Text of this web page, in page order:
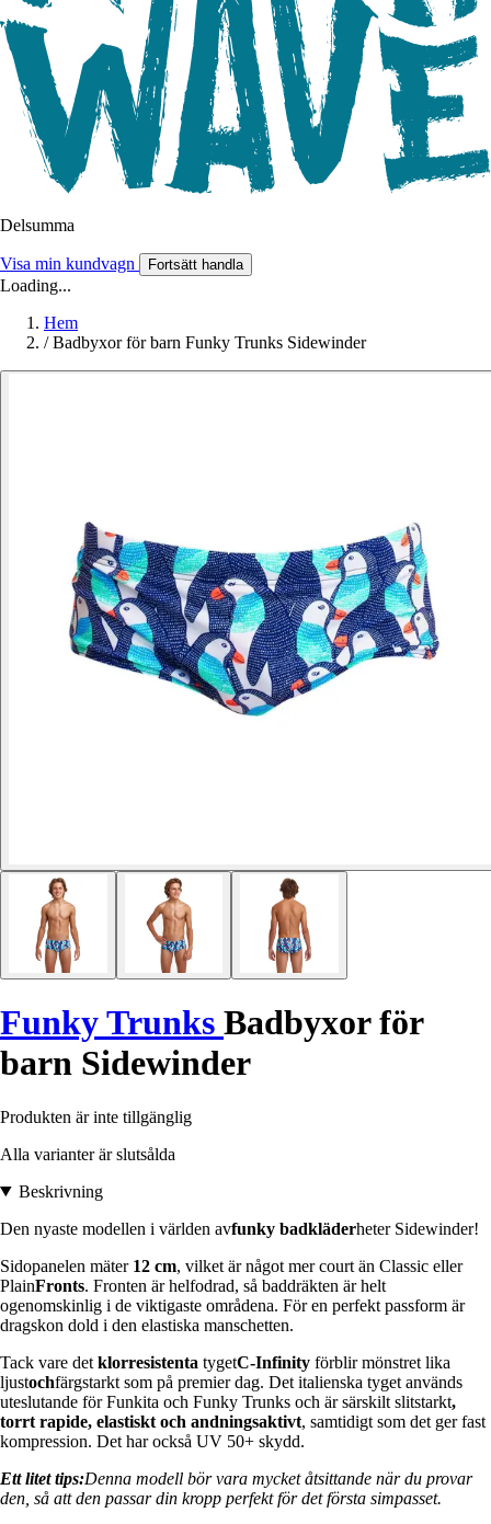
Delsumma
Visa min kundvagn Fortsätt handla
Loading...
Hem
/ Badbyxor för barn Funky Trunks Sidewinder
Funky Trunks Badbyxor för
barn Sidewinder
Produkten är inte tillgänglig
Alla varianter är slutsålda
Beskrivning
Den nyaste modellen i världen avfunky badkläderheter Sidewinder!
Sidopanelen mäter 12 cm, vilket är något mer court än Classic eller
PlainFronts. Fronten är helfodrad, så baddräkten är helt
ogenomskinlig i de viktigaste områdena. För en perfekt passform är
dragskon dold i den elastiska manschetten.
Tack vare det klorresistenta tygetC-Infinity förblir mönstret lika
ljustochfärgstarkt som på premier dag. Det italienska tyget används
uteslutande för Funkita och Funky Trunks och är särskilt slitstarkt,
torrt rapide, elastiskt och andningsaktivt, samtidigt som det ger fast
kompression. Det har också UV 50+ skydd.
Ett litet tips:Denna modell bör vara mycket åtsittande när du provar
den, så att den passar din kropp perfekt för det första simpasset.